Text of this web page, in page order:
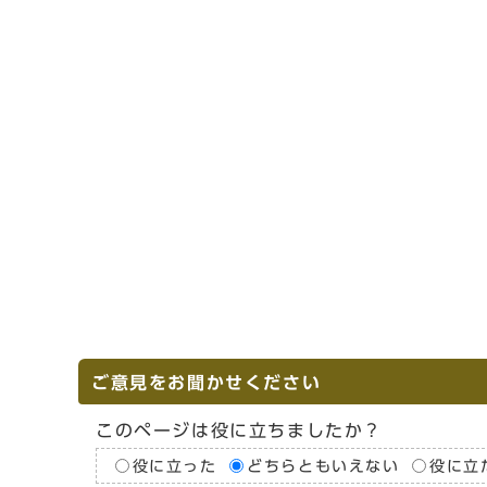
ご意見をお聞かせください
このページは役に立ちましたか？
役に立った どちらともいえない 役に立